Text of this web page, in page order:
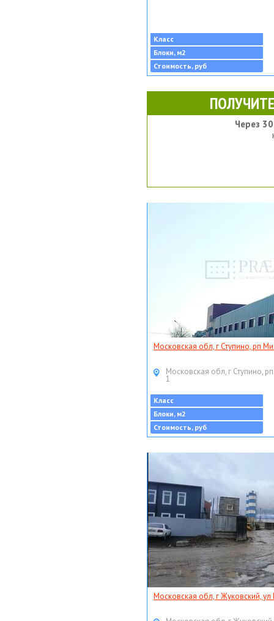
Класс
Блоки, м2
Стоимость, руб
Через
Московская обл, г Ступино, рп
Московская обл, г Ступино,
1
Класс
Блоки, м2
Стоимость, руб
Московская обл, г Жуковский,